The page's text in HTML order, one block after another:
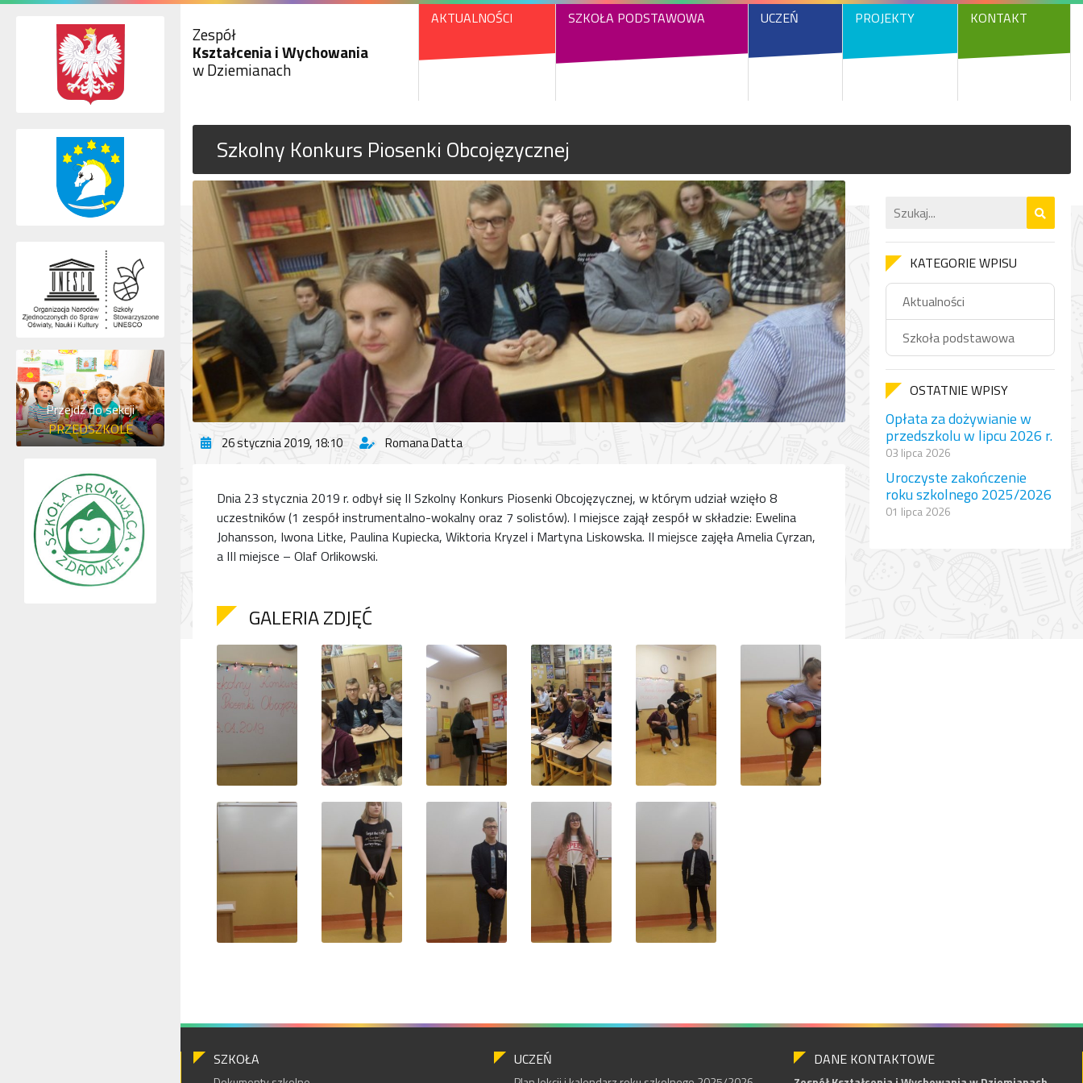
Zespół
Kształcenia i Wychowania
w Dziemianach
AKTUALNOŚCI SZKOŁA PODSTAWOWA UCZEŃ PROJEKTY KONTAKT
Szkolny Konkurs Piosenki Obcojęzycznej
26 stycznia 2019, 18:10 Romana Datta
Dnia 23 stycznia 2019 r. odbył się II Szkolny Konkurs Piosenki Obcojęzycznej, w którym udział wzięło 8
uczestników (1 zespół instrumentalno-wokalny oraz 7 solistów). I miejsce zajął zespół w składzie: Ewelina
Johansson, Iwona Litke, Paulina Kupiecka, Wiktoria Kryzel i Martyna Liskowska. II miejsce zajęła Amelia Cyrzan,
a III miejsce – Olaf Orlikowski.
GALERIA ZDJĘĆ
KATEGORIE WPISU
Aktualności
Szkoła podstawowa
OSTATNIE WPISY
Opłata za dożywianie w
przedszkolu w lipcu 2026 r.
03 lipca 2026
Uroczyste zakończenie
roku szkolnego 2025/2026
01 lipca 2026
SZKOŁA UCZEŃ DANE KONTAKTOWE
Przejdź do sekcji
PRZEDSZKOLE